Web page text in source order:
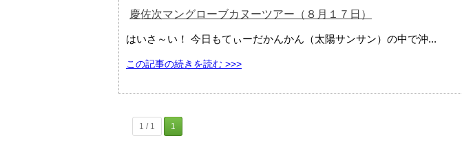
慶佐次マングローブカヌーツアー（８月１７日）
はいさ～い！ 今日もてぃーだかんかん（太陽サンサン）の中で沖...
この記事の続きを読む >>>
1 / 1 1